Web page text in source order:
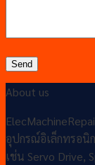
About us
อุปกรณ์อิเล็กทรอนิ
เช่น Servo Drive,